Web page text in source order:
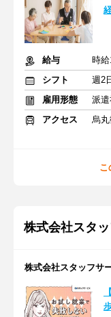
給与
時
シフト
雇用形態
派遣
アクセス
烏
こ
株式会社スタ
株式会社スタッフサ